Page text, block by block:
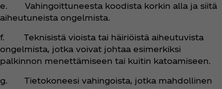
e. Vahingoittuneesta koodista korkin alla ja siitä
aiheutuneista ongelmista.
f. Teknisistä vioista tai häiriöistä aiheutuvista
ongelmista, jotka voivat johtaa esimerkiksi
palkinnon menettämiseen tai kuitin katoamiseen.
g. Tietokoneesi vahingoista, jotka mahdollinen